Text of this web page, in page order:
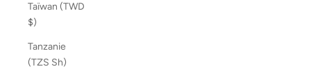
Taïwan (TWD
$)
Tanzanie
(TZS Sh)